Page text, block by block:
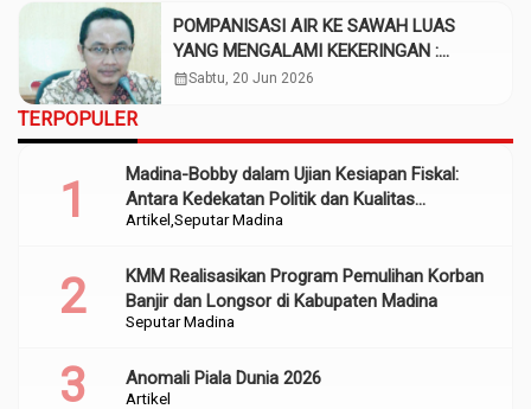
POMPANISASI AIR KE SAWAH LUAS
YANG MENGALAMI KEKERINGAN :
STRATEGI KETAHANAN PANGAN
calendar_monthSabtu, 20 Jun 2026
TERPOPULER
Artikel Seputar Madina
Madina-Bobby dalam Ujian Kesiapan Fiskal:
Antara Kedekatan Politik dan Kualitas
Perencanaan
Seputar Madina
KMM Realisasikan Program Pemulihan Korban
Banjir dan Longsor di Kabupaten Madina
Artikel
Anomali Piala Dunia 2026